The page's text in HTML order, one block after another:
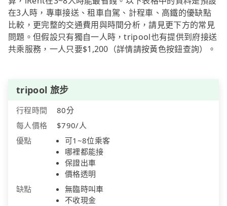
在3人時，專車接送、租車自駕、計程車、高鐵的優缺點
比較，更完整的交通費用與時間分析，請見更下方的常見
問題。但假設只有獨自一人時，tripool也有提供到府接送
共乘服務，一人只要$1,200（詳情請按黃色按鈕查詢）。
tripool 旅步
行程時間
80分
每人價格
$790/人
優點
可1~8位乘客
哪裡都能接
保證出車
價格透明
缺點
無臨時叫車
不收現金